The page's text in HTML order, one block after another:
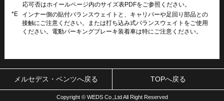
応可否はホイールページ内のサイズ表PDFをご参照ください。
*E
インナー側の貼付バランスウェイトと、キャリパーや足回り部品との
接触にご注意ください。または打ち込み式バランスウェイトをご使用
ください。電動パーキングブレーキ装着車は特にご注意ください。
メルセデス・ベンツへ戻る TOPへ戻る
Copyright © WEDS Co.,Ltd All Right Reserved